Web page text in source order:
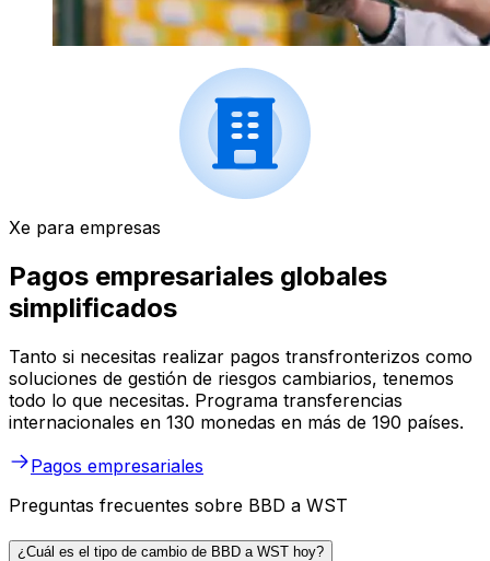
Xe para empresas
Pagos empresariales globales
simplificados
Tanto si necesitas realizar pagos transfronterizos como
soluciones de gestión de riesgos cambiarios, tenemos
todo lo que necesitas. Programa transferencias
internacionales en 130 monedas en más de 190 países.
Pagos empresariales
Preguntas frecuentes sobre BBD a WST
¿Cuál es el tipo de cambio de BBD a WST hoy?